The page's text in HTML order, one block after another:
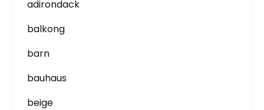
adirondack
balkong
barn
bauhaus
beige